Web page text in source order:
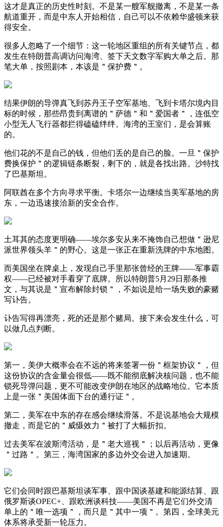
这才是真正的历史性时刻。不是某一艘军舰撤离，不是某一条
航道重开，而是中东人开始相信，自己可以不依赖华盛顿来获
得安全。
很多人忽略了一个细节：这一轮地区重组的所有关键节点，都
发生在特朗普高调访问海湾、签下天文数字军购大单之后。那
笔大单，按照剧本，本该是＂保护费＂。
结果伊朗的导弹真飞到苏丹王子空军基地、飞到卡塔尔境内目
标的时候，那些昂贵到离谱的＂萨德＂和＂爱国者＂，连低空
小型无人飞行器都拦得磕磕绊绊。海湾的王室们，是会算账
的。
他们花的不是自己的钱，但他们丢的是自己的脸。一旦＂保护
费换保护＂的逻辑链条断裂，剩下的，就是各找出路。沙特找
了巴基斯坦。
阿联酋在多个方向寻求平衡。卡塔尔一边继续当美军基地的房
东，一边迅速接洽新的安全合作。
土耳其的态度更明确——埃尔多安从来不掩饰自己想做＂逊尼
派世界领头羊＂的野心。这是一张正在重新洗牌的中东地图。
而美国坐在牌桌上，发现自己手里那张曾经的王牌——军事霸
权——已经被对手看穿了底牌。所以特朗普5月29日那条推
文，与其说是＂宣布解除封锁＂，不如说是给一场失败的豪赌
写讣告。
讣告写得再漂亮，死的还是那个赌局。接下来会发生什么，可
以做几点判断。
第一，美伊大概率会在不远的将来签署一份＂框架协议＂，但
这份协议的含金量会很低——既不能彻底解决核问题，也不能
锁死导弹问题，更不可能改变伊朗在地区的战略地位。它本质
上是一张＂美国体面下台的通行证＂。
第二，美军在中东的存在感会继续滑落。不是说基地会大规模
撤走，而是它的＂威慑效力＂被打了大幅折扣。
过去美军在波斯湾活动，是＂老大巡视＂；以后再活动，更像
＂过路＂。第三，海湾国家的多边外交会进入加速期。
它们会同时跟巴基斯坦谈军事、跟中国谈基建和能源结算、跟
俄罗斯谈OPEC+、跟欧洲谈科技——美国不再是它们外交清
单上的＂唯一选项＂，而只是＂其中一项＂。第四，全球美元
体系将承受新一轮压力。